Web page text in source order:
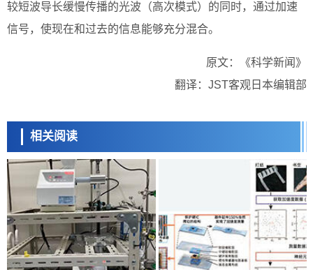
较短波导长缓慢传播的光波（高次模式）的同时，通过加速
信号，使现在和过去的信息能够充分混合。
原文：《科学新闻》
翻译：JST客观日本编辑部
相关阅读